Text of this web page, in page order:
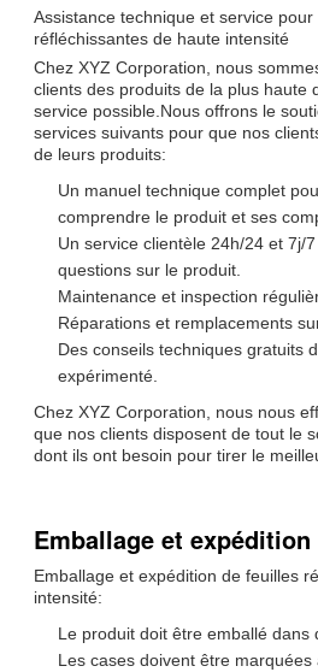
Assistance technique et service pour
réfléchissantes de haute intensité
Chez XYZ Corporation, nous
clients des produits de la plus haute
service possible.Nous offrons le
services suivants pour que nos
de leurs produits:
Un manuel technique complet
comprendre le produit et ses
Un service clientèle 24h/24 et 7j/
questions sur le produit.
Maintenance et inspection
Réparations et remplacements
Des conseils techniques gratuits
expérimenté.
Chez XYZ Corporation, nous nous
que nos clients disposent de tout le
dont ils ont besoin pour tirer le
Emballage et expédition
Emballage et expédition de feuilles
intensité:
Le produit doit être emballé dans
Les cases doivent être